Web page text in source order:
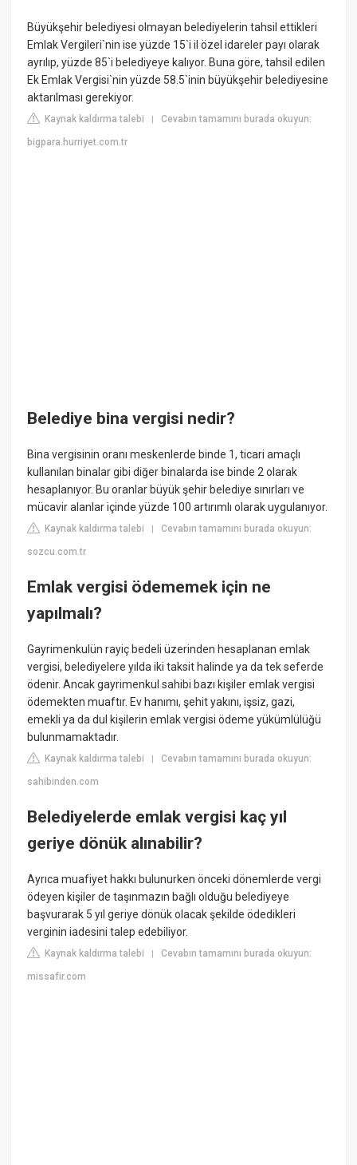
Büyükşehir belediyesi olmayan belediyelerin tahsil ettikleri
Emlak Vergileri`nin ise yüzde 15`i il özel idareler payı olarak
ayrılıp, yüzde 85`i belediyeye kalıyor. Buna göre, tahsil edilen
Ek Emlak Vergisi`nin yüzde 58.5`inin büyükşehir belediyesine
aktarılması gerekiyor.
Kaynak kaldırma talebi |Cevabın tamamını burada okuyun:
bigpara.hurriyet.com.tr
Belediye bina vergisi nedir?
Bina vergisinin oranı meskenlerde binde 1, ticari amaçlı
kullanılan binalar gibi diğer binalarda ise binde 2 olarak
hesaplanıyor. Bu oranlar büyük şehir belediye sınırları ve
mücavir alanlar içinde yüzde 100 artırımlı olarak uygulanıyor.
Kaynak kaldırma talebi |Cevabın tamamını burada okuyun:
sozcu.com.tr
Emlak vergisi ödememek için ne
yapılmalı?
Gayrimenkulün rayiç bedeli üzerinden hesaplanan emlak
vergisi, belediyelere yılda iki taksit halinde ya da tek seferde
ödenir. Ancak gayrimenkul sahibi bazı kişiler emlak vergisi
ödemekten muaftır. Ev hanımı, şehit yakını, işsiz, gazi,
emekli ya da dul kişilerin emlak vergisi ödeme yükümlülüğü
bulunmamaktadır.
Kaynak kaldırma talebi |Cevabın tamamını burada okuyun:
sahibinden.com
Belediyelerde emlak vergisi kaç yıl
geriye dönük alınabilir?
Ayrıca muafiyet hakkı bulunurken önceki dönemlerde vergi
ödeyen kişiler de taşınmazın bağlı olduğu belediyeye
başvurarak 5 yıl geriye dönük olacak şekilde ödedikleri
verginin iadesini talep edebiliyor.
Kaynak kaldırma talebi |Cevabın tamamını burada okuyun:
missafir.com